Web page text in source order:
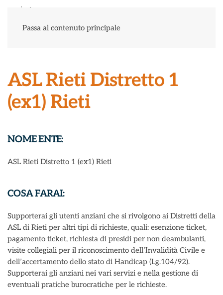
Passa al contenuto principale
ASL Rieti Distretto 1
(ex1) Rieti
NOME ENTE:
ASL Rieti Distretto 1 (ex1) Rieti
COSA FARAI:
Supporterai gli utenti anziani che si rivolgono ai Distretti della
ASL di Rieti per altri tipi di richieste, quali: esenzione ticket,
pagamento ticket, richiesta di presidi per non deambulanti,
visite collegiali per il riconoscimento dell’Invalidità Civile e
dell’accertamento dello stato di Handicap (Lg.104/92).
Supporterai gli anziani nei vari servizi e nella gestione di
eventuali pratiche burocratiche per le richieste.